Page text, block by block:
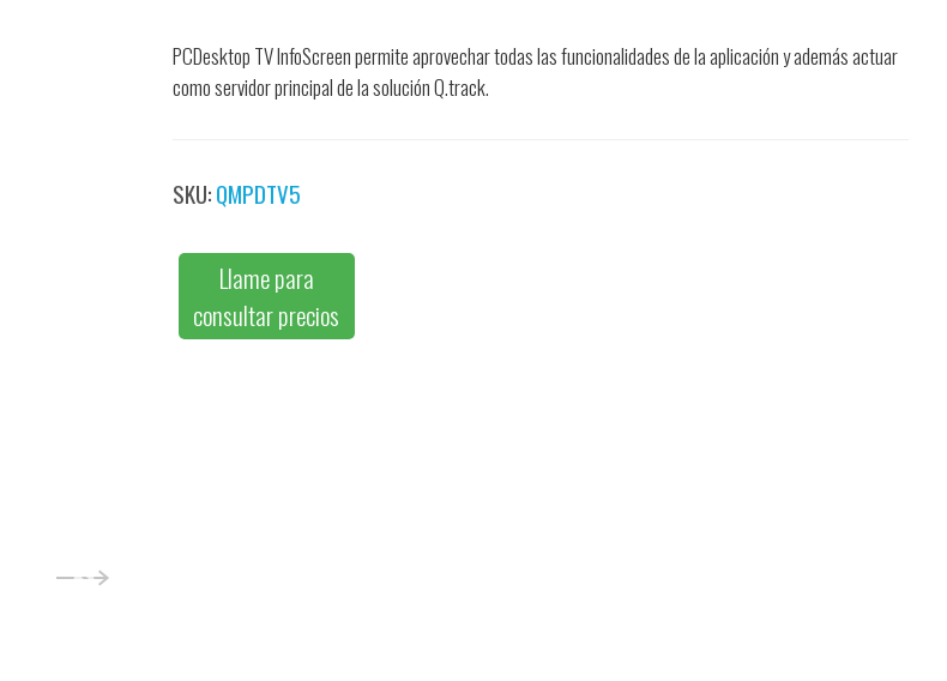
PCDesktop TV InfoScreen permite aprovechar todas las funcionalidades de la aplicación y además actuar
como servidor principal de la solución Q.track.
SKU:QMPDTV5
Llame para
consultar precios